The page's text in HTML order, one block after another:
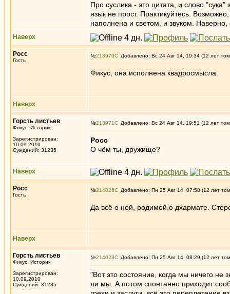
Про суслика - это цитата, и слово
язык не прост. Практикуйтесь.
наполнена и светом, и звуком.
Наверх
Росс
Гость
№213970 Добавлено: Вс 24 Авг 14, 19:34 (12 лет
Фикус, она исполнена квадросмысла.
Наверх
Горсть листьев
Фикус, Историк
Зарегистрирован:
10.09.2010
Суждений: 31235
№213971 Добавлено: Вс 24 Авг 14, 19:51 (12 лет
Росс
О чём ты, дружище?
Наверх
Росс
Гость
№214026 Добавлено: Пн 25 Авг 14, 07:58 (12 лет
Да всё о ней, родимой,о дхармате.
Наверх
Горсть листьев
Фикус, Историк
Зарегистрирован:
10.09.2010
Суждений: 31235
№214028 Добавлено: Пн 25 Авг 14, 08:29 (12 лет
"Вот это состояние, когда мы ничего
ли мы. А потом спонтанно приходит